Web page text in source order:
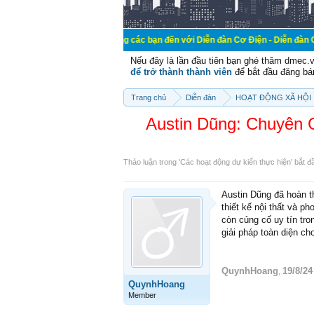
Chào mừng các bạn đến với Diễn đàn Cơ Điện - Diễn đàn Cơ điện
Nếu đây là lần đầu tiên bạn ghé thăm
để trở thành thành viên để bắt đầu đăng
Trang chủ Diễn đàn HOẠT ĐỘNG XÃ HỘI
Austin Dũng: Chuyên
Thảo luận trong 'Các hoạt động dự kiến thực hiện' bắt
QuynhHoang
Member
Austin Dũng đã hoàn
thiết kế nội thất và
còn củng cố uy tín
giải pháp toàn diện
QuynhHoang 19/8/24